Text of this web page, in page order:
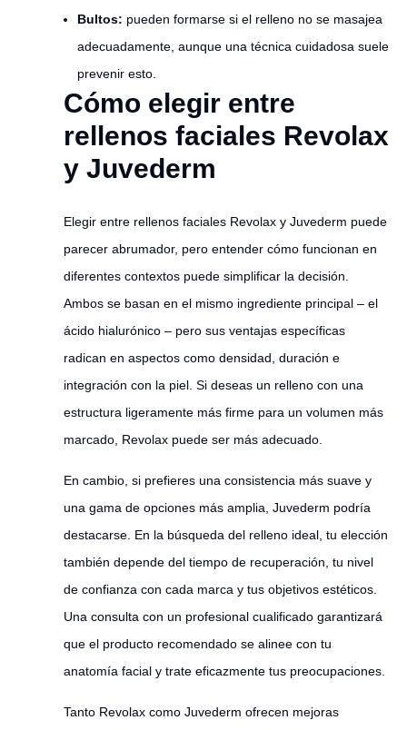
Bultos: pueden formarse si el relleno no se masajea
adecuadamente, aunque una técnica cuidadosa suele
prevenir esto.
Cómo elegir entre
rellenos faciales Revolax
y Juvederm
Elegir entre rellenos faciales Revolax y Juvederm puede
parecer abrumador, pero entender cómo funcionan en
diferentes contextos puede simplificar la decisión.
Ambos se basan en el mismo ingrediente principal – el
ácido hialurónico – pero sus ventajas específicas
radican en aspectos como densidad, duración e
integración con la piel. Si deseas un relleno con una
estructura ligeramente más firme para un volumen más
marcado, Revolax puede ser más adecuado.
En cambio, si prefieres una consistencia más suave y
una gama de opciones más amplia, Juvederm podría
destacarse. En la búsqueda del relleno ideal, tu elección
también depende del tiempo de recuperación, tu nivel
de confianza con cada marca y tus objetivos estéticos.
Una consulta con un profesional cualificado garantizará
que el producto recomendado se alinee con tu
anatomía facial y trate eficazmente tus preocupaciones.
Tanto Revolax como Juvederm ofrecen mejoras